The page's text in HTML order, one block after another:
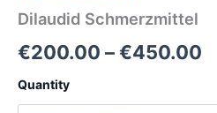
Dilaudid Schmerzmittel
€200.00 –€450.00
Quantity